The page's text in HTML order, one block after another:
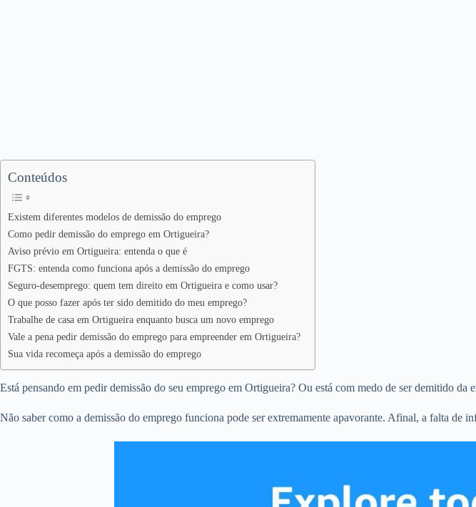
Conteúdos
Existem diferentes modelos de demissão do emprego
Como pedir demissão do emprego em Ortigueira?
Aviso prévio em Ortigueira: entenda o que é
FGTS: entenda como funciona após a demissão do emprego
Seguro-desemprego: quem tem direito em Ortigueira e como usar?
O que posso fazer após ter sido demitido do meu emprego?
Trabalhe de casa em Ortigueira enquanto busca um novo emprego
Vale a pena pedir demissão do emprego para empreender em Ortigueira?
Sua vida recomeça após a demissão do emprego
Está pensando em pedir demissão do seu emprego em Ortigueira? Ou está com medo de ser demitido da
Não saber como a demissão do emprego funciona pode ser extremamente apavorante. Afinal, a falta de